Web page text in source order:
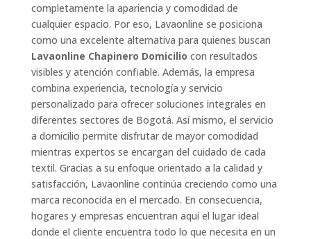
completamente la apariencia y comodidad de
cualquier espacio. Por eso, Lavaonline se posiciona
como una excelente alternativa para quienes buscan
Lavaonline Chapinero Domicilio con resultados
visibles y atención confiable. Además, la empresa
combina experiencia, tecnología y servicio
personalizado para ofrecer soluciones integrales en
diferentes sectores de Bogotá. Así mismo, el servicio
a domicilio permite disfrutar de mayor comodidad
mientras expertos se encargan del cuidado de cada
textil. Gracias a su enfoque orientado a la calidad y
satisfacción, Lavaonline continúa creciendo como una
marca reconocida en el mercado. En consecuencia,
hogares y empresas encuentran aquí el lugar ideal
donde el cliente encuentra todo lo que necesita en un